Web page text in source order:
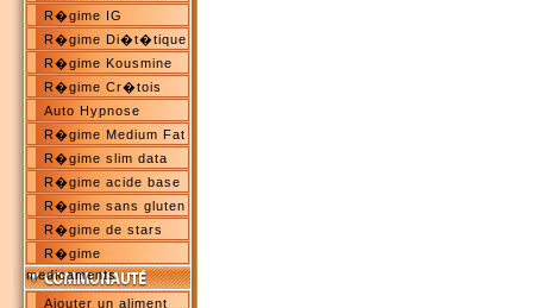
R�gime IG
R�gime Di�t�tique
R�gime Kousmine
R�gime Cr�tois
Auto Hypnose
R�gime Medium Fat
R�gime slim data
R�gime acide base
R�gime sans gluten
R�gime de stars
R�gime
medicaments
Ajouter un aliment